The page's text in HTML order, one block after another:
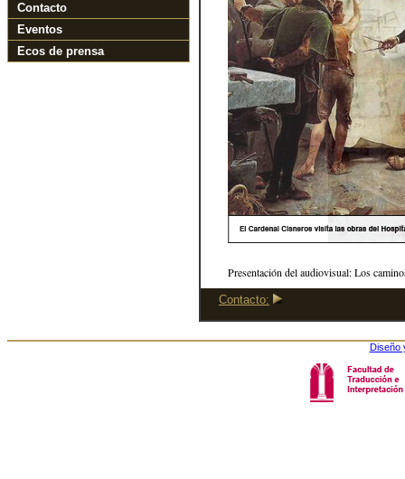
Contacto
Eventos
Ecos de prensa
Presentación del audiovisual: Los
Contacto:
Diseño